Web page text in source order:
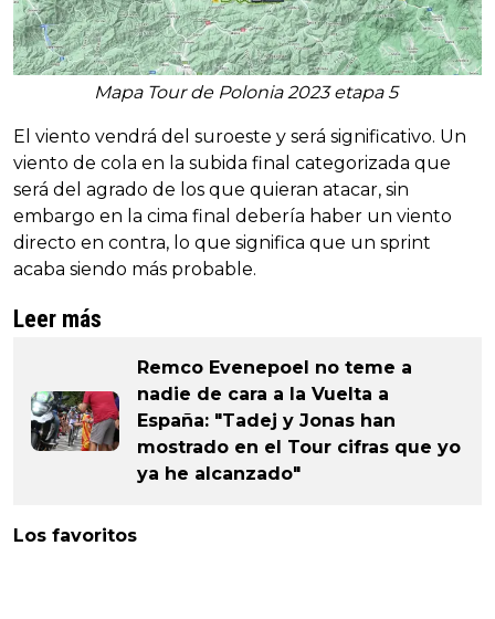
Mapa Tour de Polonia 2023 etapa 5
El viento vendrá del suroeste y será significativo. Un
viento de cola en la subida final categorizada que
será del agrado de los que quieran atacar, sin
embargo en la cima final debería haber un viento
directo en contra, lo que significa que un sprint
acaba siendo más probable.
Leer más
Remco Evenepoel no teme a
nadie de cara a la Vuelta a
España: "Tadej y Jonas han
mostrado en el Tour cifras que yo
ya he alcanzado"
Los favoritos